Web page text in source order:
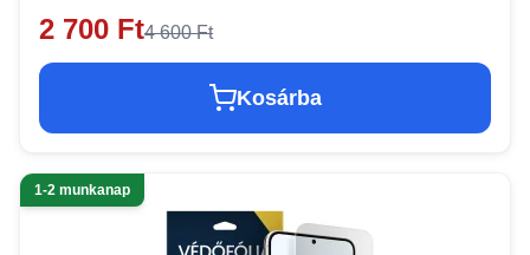
2 700 Ft4 600 Ft
Kosárba
1-2 munkanap